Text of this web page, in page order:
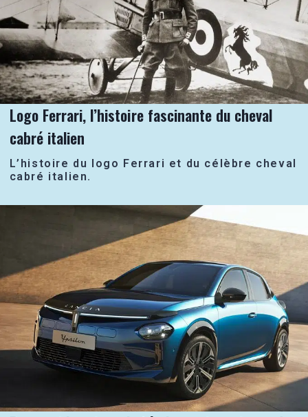
Logo Ferrari, l’histoire fascinante du cheval
cabré italien
L’histoire du logo Ferrari et du célèbre cheval
cabré italien.